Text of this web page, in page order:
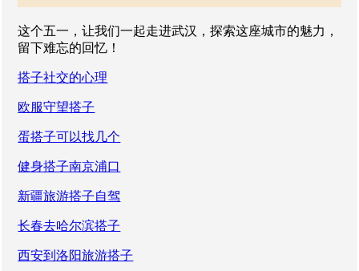
这个五一，让我们一起走进武汉，探索这座城市的魅力，
留下难忘的回忆！
搭子社交的心理
欧服守望搭子
蛋搭子可以找几个
健身搭子南京浦口
新疆旅游搭子自驾
长春去哈尔滨搭子
西安到洛阳旅游搭子